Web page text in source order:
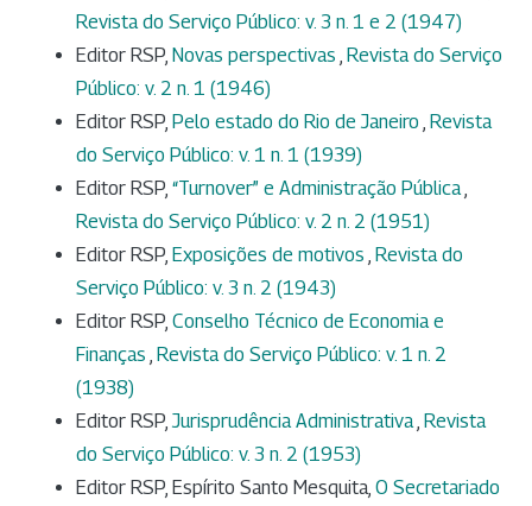
Revista do Serviço Público: v. 3 n. 1 e 2 (1947)
Editor RSP, Novas perspectivas , Revista do Serviço
Público: v. 2 n. 1 (1946)
Editor RSP, Pelo estado do Rio de Janeiro , Revista
do Serviço Público: v. 1 n. 1 (1939)
Editor RSP, “Turnover” e Administração Pública,
Revista do Serviço Público: v. 2 n. 2 (1951)
Editor RSP, Exposições de motivos , Revista do
Serviço Público: v. 3 n. 2 (1943)
Editor RSP, Conselho Técnico de Economia e
Finanças , Revista do Serviço Público: v. 1 n. 2
(1938)
Editor RSP,Jurisprudência Administrativa, Revista
do Serviço Público: v. 3 n. 2 (1953)
Editor RSP, Espírito Santo Mesquita, O Secretariado